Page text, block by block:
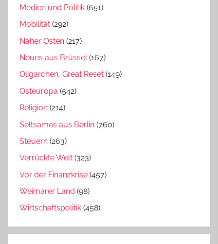
Medien und Politik (651)
Mobilität (292)
Naher Osten (217)
Neues aus Brüssel(167)
Oligarchen, Great Reset (149)
Osteuropa (542)
Religion (214)
Seltsames aus Berlin (760)
Steuern (263)
Verrückte Welt (323)
Vor der Finanzkrise (457)
Weimarer Land (98)
Wirtschaftspolitik (458)